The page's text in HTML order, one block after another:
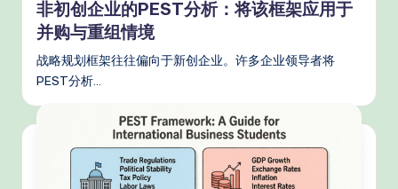
非初创企业的PEST分析：将该框架应用于
并购与重组情境
战略规划框架往往偏向于新创企业。许多企业领导者将
PEST分析…